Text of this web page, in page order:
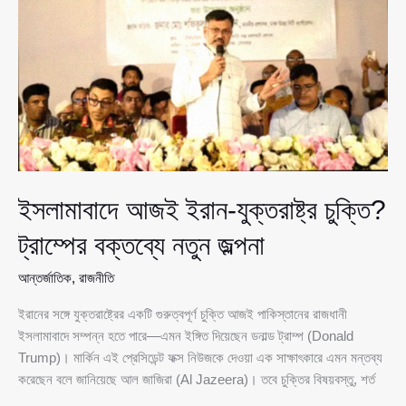
থাকুক’
ইসলামাবাদে আজই ইরান-যুক্তরাষ্ট্র চুক্তি?
ট্রাম্পের বক্তব্যে নতুন জল্পনা
আন্তর্জাতিক, রাজনীতি
ইরানের সঙ্গে যুক্তরাষ্ট্রের একটি গুরুত্বপূর্ণ চুক্তি আজই পাকিস্তানের রাজধানী
ইসলামাবাদে সম্পন্ন হতে পারে—এমন ইঙ্গিত দিয়েছেন ডনাল্ড ট্রাম্প (Donald
Trump)। মার্কিন এই প্রেসিডেন্ট ফক্স নিউজকে দেওয়া এক সাক্ষাৎকারে এমন মন্তব্য
করেছেন বলে জানিয়েছে আল জাজিরা (Al Jazeera)। তবে চুক্তির বিষয়বস্তু, শর্ত